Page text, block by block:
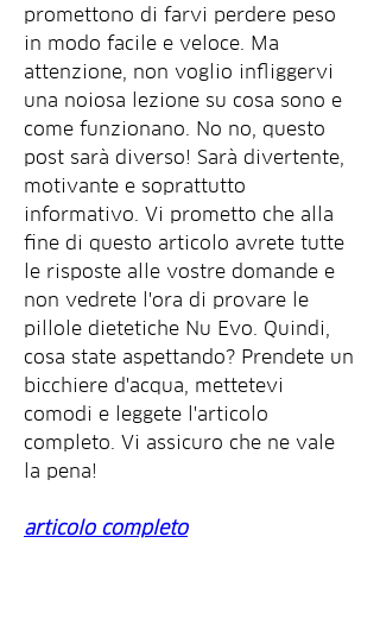
promettono di farvi perdere peso
in modo facile e veloce. Ma
attenzione, non voglio infliggervi
una noiosa lezione su cosa sono e
come funzionano. No no, questo
post sarà diverso! Sarà divertente,
motivante e soprattutto
informativo. Vi prometto che alla
fine di questo articolo avrete tutte
le risposte alle vostre domande e
non vedrete l'ora di provare le
pillole dietetiche Nu Evo. Quindi,
cosa state aspettando? Prendete un
bicchiere d'acqua, mettetevi
comodi e leggete l'articolo
completo. Vi assicuro che ne vale
la pena!
articolo completo